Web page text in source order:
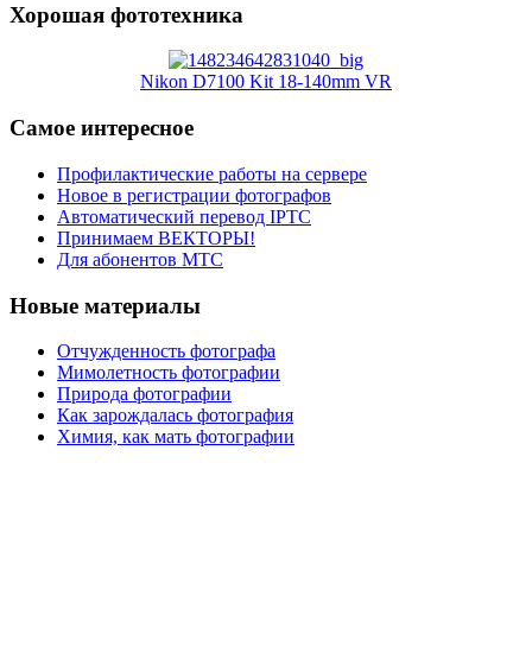
Хорошая фототехника
Nikon D7100 Kit 18-140mm VR
Самое интересное
Профилактические работы на сервере
Новое в регистрации фотографов
Автоматический перевод IPTC
Принимаем ВЕКТОРЫ!
Для абонентов МТС
Новые материалы
Отчужденность фотографа
Мимолетность фотографии
Природа фотографии
Как зарождалась фотография
Химия, как мать фотографии